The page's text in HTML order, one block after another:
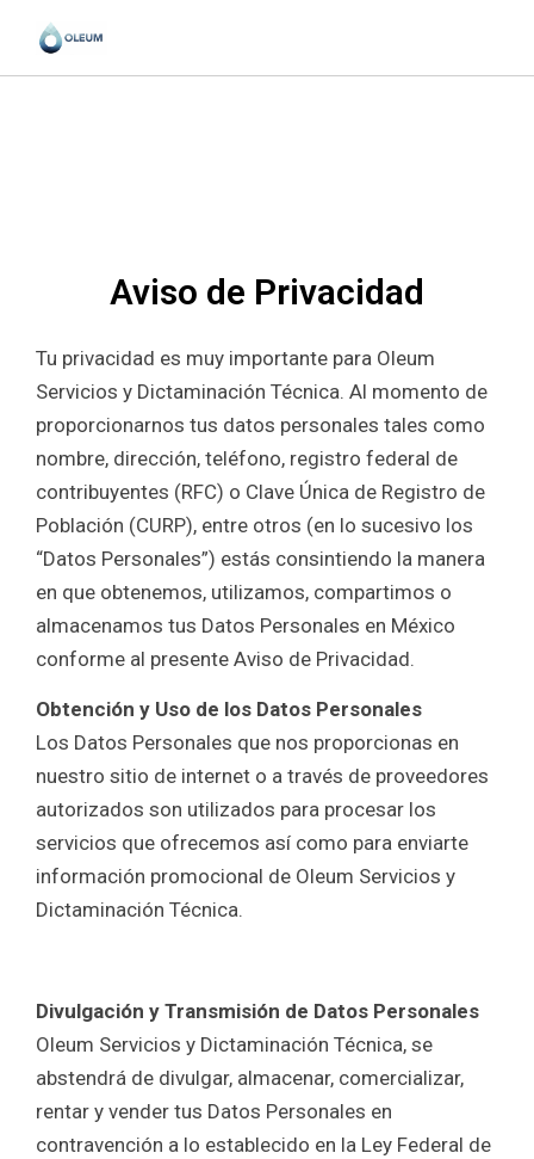
Aviso de Privacidad
Tu privacidad es muy importante para Oleum
Servicios y Dictaminación Técnica. Al momento de
proporcionarnos tus datos personales tales como
nombre, dirección, teléfono, registro federal de
contribuyentes (RFC) o Clave Única de Registro de
Población (CURP), entre otros (en lo sucesivo los
“Datos Personales”) estás consintiendo la manera
en que obtenemos, utilizamos, compartimos o
almacenamos tus Datos Personales en México
conforme al presente Aviso de Privacidad.
Obtención y Uso de los Datos Personales
Los Datos Personales que nos proporcionas en
nuestro sitio de internet o a través de proveedores
autorizados son utilizados para procesar los
servicios que ofrecemos así como para enviarte
información promocional de Oleum Servicios y
Dictaminación Técnica.
Divulgación y Transmisión de Datos Personales
Oleum Servicios y Dictaminación Técnica, se
abstendrá de divulgar, almacenar, comercializar,
rentar y vender tus Datos Personales en
contravención a lo establecido en la Ley Federal de